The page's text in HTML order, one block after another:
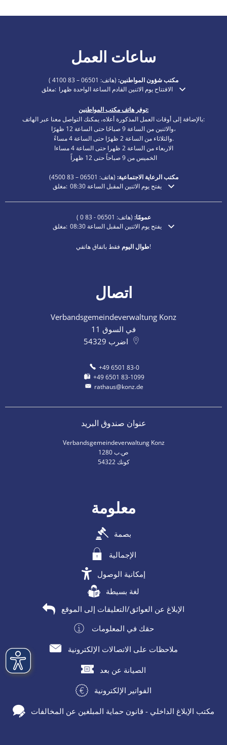
ساعات العمل
مكتب شؤون المواطنين: (هاتف:
)
انقر لإخفاء أوقات الفتح أو الإغلاق الإضافية
مغلق: الافتتاح يوم الاثنين القادم الساعة الواحدة ظهرا
توفر هاتف مكتب المواطنين:
بالإضافة إلى أوقات العمل المذكورة أعلاه، يمكنك التواصل معنا عبر الهاتف:
والاثنين من الساعة 9 صباحًا حتى الساعة 12 ظهرًا،
والثلاثاء من الساعة 2 ظهرًا حتى الساعة 4 مساءً.
الاربعاء من الساعة 2 ظهرا حتى الساعة 4 مساءا
الخميس من 9 صباحاً حتى 12 ظهراً
مكتب الرعاية الاجتماعية: (هاتف:
4500)
انقر لإخفاء أوقات الفتح أو الإغلاق الإضافية
مغلق: يفتح يوم الاثنين المقبل الساعة 08:30
عمومًا: (هاتف:
)
انقر لإخفاء أوقات الفتح أو الإغلاق الإضافية
مغلق: يفتح يوم الاثنين المقبل الساعة 08:30
طوال اليومفقط باتفاق هاتفي!
اتصال
Verbandsgemeindeverwaltung Konz
في السوق 11
54329 اضرب
+49 6501 83-0
+49 6501 83-1099
rathaus@konz.de
عنوان صندوق البريد
Verbandsgemeindeverwaltung Konz
ص.ب 1280
54322 كونك
معلومة
بصمة
الإجمالية
إمكانية الوصول
لغة بسيطة
الإبلاغ عن العوائق/التعليقات إلى الموقع
حقك في المعلومات
ملاحظات على الاتصالات الإلكترونية
الصيانة عن بعد
الفواتير الإلكترونية
مكتب الإبلاغ الداخلي - قانون حماية المبلغين عن المخالفات